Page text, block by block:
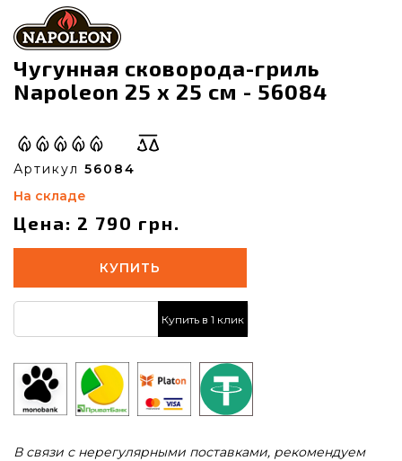
Чугунная сковорода-гриль
Napoleon 25 х 25 см - 56084
Артикул 56084
На складе
Цена: 2 790 грн.
КУПИТЬ
Купить в 1 клик
В связи с нерегулярными поставками, рекомендуем